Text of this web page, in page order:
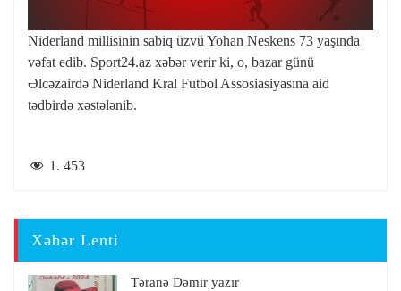
Niderland millisinin sabiq üzvü Yohan Neskens 73 yaşında
vəfat edib. Sport24.az xəbər verir ki, o, bazar günü
Əlcəzairdə Niderland Kral Futbol Assosiasiyasına aid
tədbirdə xəstələnib.
1. 453
Xəbər Lenti
Təranə Dəmir yazır